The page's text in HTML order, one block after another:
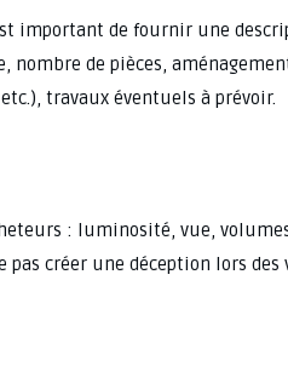
important de fournir une
nombre de pièces,
travaux éventuels à prévoir.
: luminosité, vue,
créer une déception lors des